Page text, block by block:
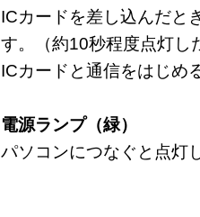
ICカードを差し込んだと
す。（約10秒程度点灯し
ICカードと通信をはじめ
電源ランプ（緑）
パソコンにつなぐと点灯